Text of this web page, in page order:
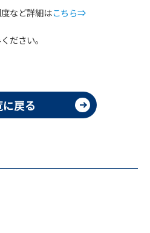
など詳細はこちら⇒
ださい。
戻る